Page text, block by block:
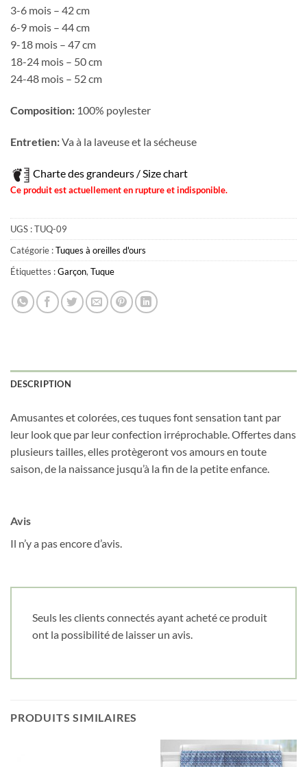
3-6 mois – 42 cm
6-9 mois – 44 cm
9-18 mois – 47 cm
18-24 mois – 50 cm
24-48 mois – 52 cm
Composition: 100% poylester
Entretien:Va à la laveuse et la sécheuse
Charte des grandeurs / Size chart
Ce produit est actuellement en rupture et indisponible.
UGS :TUQ-09
Catégorie :Tuques à oreilles d'ours
Étiquettes :Garçon,Tuque
DESCRIPTION
Amusantes et colorées, ces tuques font sensation tant par
leur look que par leur confection irréprochable. Offertes dans
plusieurs tailles, elles protègeront vos amours en toute
saison, de la naissance jusqu’à la fin de la petite enfance.
Avis
Il n’y a pas encore d’avis.
Seuls les clients connectés ayant acheté ce produit
ont la possibilité de laisser un avis.
PRODUITS SIMILAIRES
Courriel
Date de naissance
Cliquez ici pour obtenir votre 10%